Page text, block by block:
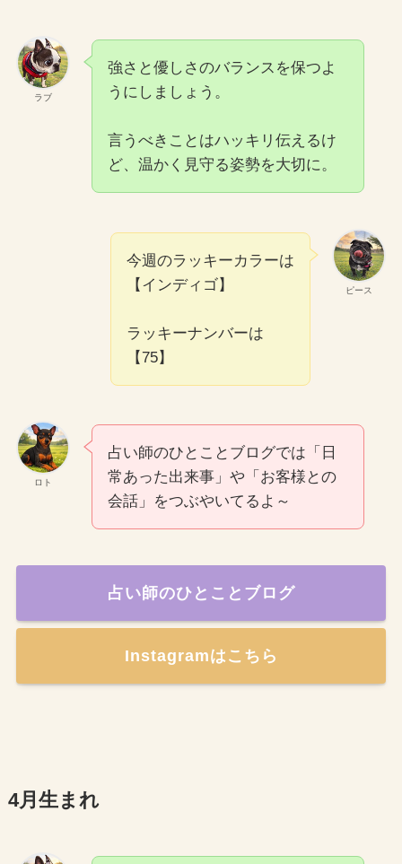
ラブ
強さと優しさのバランスを保つよ
うにしましょう。
言うべきことはハッキリ伝えるけ
ど、温かく見守る姿勢を大切に。
ピース
今週のラッキーカラーは
【インディゴ】
ラッキーナンバーは
【75】
ロト
占い師のひとことブログでは「日
常あった出来事」や「お客様との
会話」をつぶやいてるよ～
占い師のひとことブログ
Instagramはこちら
4月生まれ